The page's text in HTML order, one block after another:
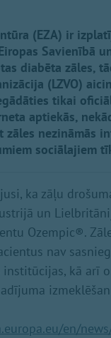
(EZA) ir
Savienībā
diabēta zāles,
(LZVO)
tikai
aptiekās,
nezināmās
sociālajiem
ka zāļu
un
Ozempic®.
nav
kā arī
en/